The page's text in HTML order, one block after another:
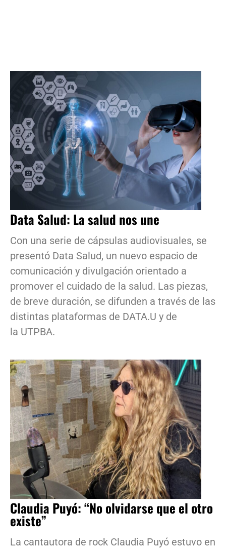
Data Salud: La salud nos une
Con una serie de cápsulas audiovisuales, se
presentó Data Salud, un nuevo espacio de
comunicación y divulgación orientado a
promover el cuidado de la salud. Las piezas,
de breve duración, se difunden a través de las
distintas plataformas de DATA.U y de
la UTPBA.
Claudia Puyó: “No olvidarse que el otro
existe”
La cantautora de rock Claudia Puyó estuvo en